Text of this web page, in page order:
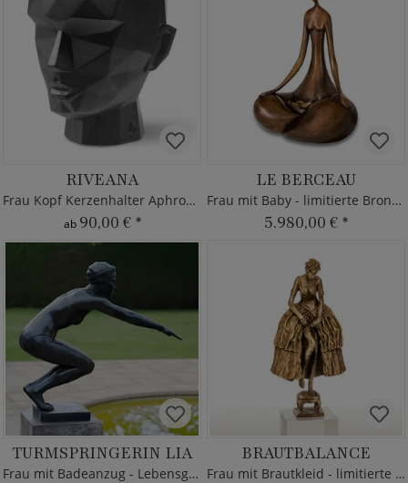
RIVEANA
Frau Kopf Kerzenhalter Aphrodite
ab 90,00 € *
LE BERCEAU
Frau mit Baby - limitierte Bronzefigur
5.980,00 € *
TURMSPRINGERIN LIA
Frau mit Badeanzug - Lebensgroß
BRAUTBALANCE
Frau mit Brautkleid - limitierte Bronze